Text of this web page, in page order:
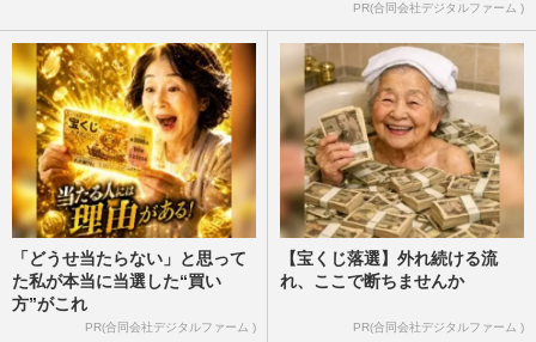
PR(合同会社デジタルファーム )
「どうせ当たらない」と思って
た私が本当に当選した“買い
方”がこれ
PR(合同会社デジタルファーム )
【宝くじ落選】外れ続ける流
れ、ここで断ちませんか
PR(合同会社デジタルファーム )